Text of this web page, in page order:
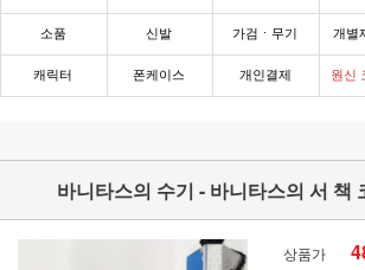
소품 신발 가검ㆍ무기 개별
캐릭터 폰케이스 개인결제 원신
바니타스의 수기 - 바니타스의 서 책
상품가